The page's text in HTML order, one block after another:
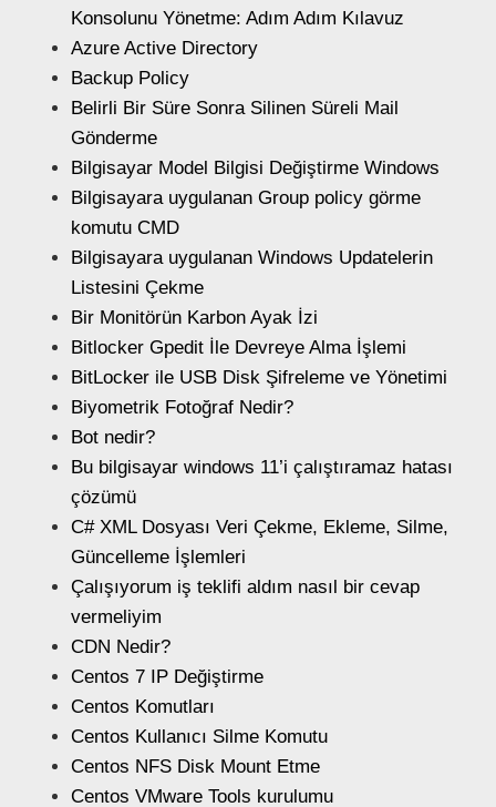
Konsolunu Yönetme: Adım Adım Kılavuz
Azure Active Directory
Backup Policy
Belirli Bir Süre Sonra Silinen Süreli Mail
Gönderme
Bilgisayar Model Bilgisi Değiştirme Windows
Bilgisayara uygulanan Group policy görme
komutu CMD
Bilgisayara uygulanan Windows Updatelerin
Listesini Çekme
Bir Monitörün Karbon Ayak İzi
Bitlocker Gpedit İle Devreye Alma İşlemi
BitLocker ile USB Disk Şifreleme ve Yönetimi
Biyometrik Fotoğraf Nedir?
Bot nedir?
Bu bilgisayar windows 11’i çalıştıramaz hatası
çözümü
C# XML Dosyası Veri Çekme, Ekleme, Silme,
Güncelleme İşlemleri
Çalışıyorum iş teklifi aldım nasıl bir cevap
vermeliyim
CDN Nedir?
Centos 7 IP Değiştirme
Centos Komutları
Centos Kullanıcı Silme Komutu
Centos NFS Disk Mount Etme
Centos VMware Tools kurulumu